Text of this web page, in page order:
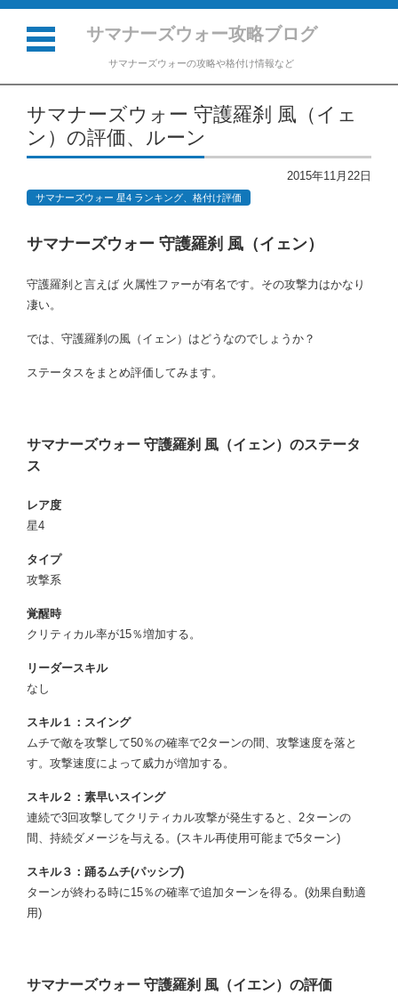
サマナーズウォー攻略ブログ
サマナーズウォーの攻略や格付け情報など
コンテンツに移動
サマナーズウォー 守護羅刹 風（イェ
ン）の評価、ルーン
2015年11月22日
サマナーズウォー 星4 ランキング、格付け評価
サマナーズウォー 守護羅刹 風（イェン）
守護羅刹と言えば 火属性ファーが有名です。その攻撃力はかなり
凄い。
では、守護羅刹の風（イェン）はどうなのでしょうか？
ステータスをまとめ評価してみます。
サマナーズウォー 守護羅刹 風（イェン）のステータ
ス
レア度
星4
タイプ
攻撃系
覚醒時
クリティカル率が15％増加する。
リーダースキル
なし
スキル１：スイング
ムチで敵を攻撃して50％の確率で2ターンの間、攻撃速度を落と
す。攻撃速度によって威力が増加する。
スキル２：素早いスイング
連続で3回攻撃してクリティカル攻撃が発生すると、2ターンの
間、持続ダメージを与える。(スキル再使用可能まで5ターン)
スキル３：踊るムチ(パッシブ)
ターンが終わる時に15％の確率で追加ターンを得る。(効果自動適
用)
サマナーズウォー 守護羅刹 風（イエン）の評価